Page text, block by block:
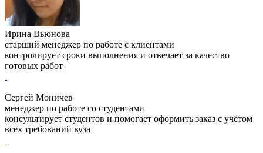
Ирина Вьюнова
старший менеджер по работе с клиентами
контролирует сроки выполнения и отвечает за качество
готовых работ
Сергей Моничев
менеджер по работе со студентами
консультирует студентов и помогает оформить заказ с учётом
всех требований вуза